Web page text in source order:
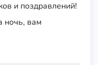
и поздравлений!
ночь, вам